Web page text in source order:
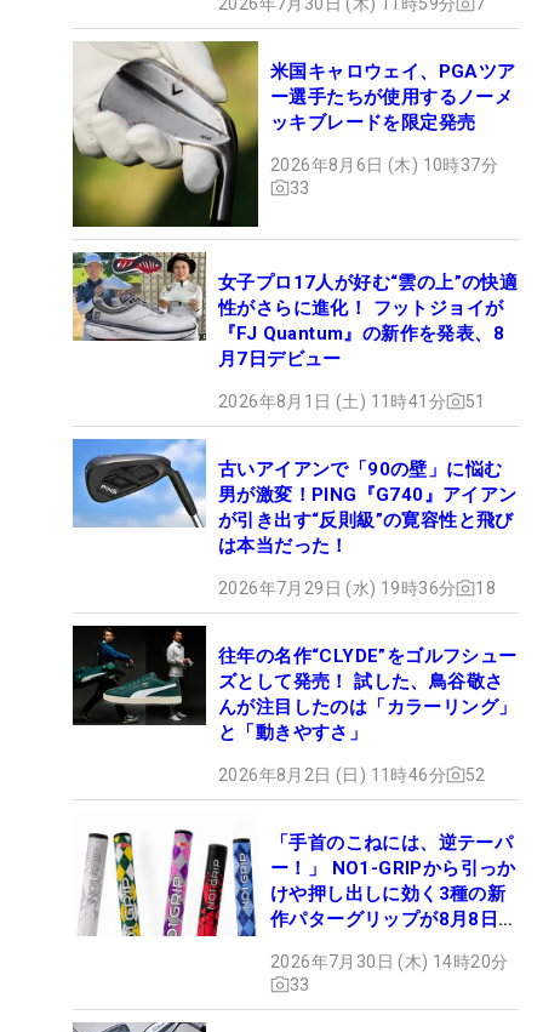
米国キャロウェイ、PGAツア
ー選手たちが使用するノーメ
ッキブレードを限定発売
2026年8月6日 (木) 10時37分
33
女子プロ17人が好む“雲の上”の快適
性がさらに進化！ フットジョイが
『FJ Quantum』の新作を発表、8
月7日デビュー
2026年8月1日 (土) 11時41分 51
古いアイアンで「90の壁」に悩む
男が激変！PING『G740』アイアン
が引き出す“反則級”の寛容性と飛び
は本当だった！
2026年7月29日 (水) 19時36分 18
往年の名作“CLYDE”をゴルフシュー
ズとして発売！ 試した、鳥谷敬さ
んが注目したのは「カラーリング」
と「動きやすさ」
2026年8月2日 (日) 11時46分 52
「手首のこねには、逆テーパ
ー！」 NO1-GRIPから引っか
けや押し出しに効く3種の新
作パターグリップが8月8日デ
2026年7月30日 (木) 14時20分
33